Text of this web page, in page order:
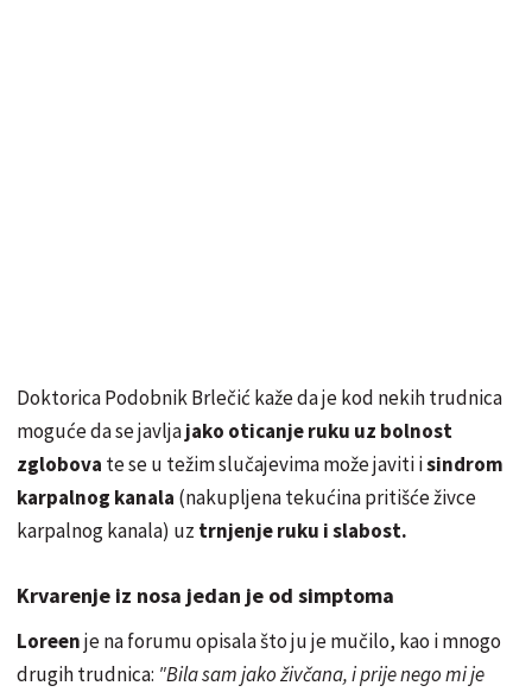
Doktorica Podobnik Brlečić kaže da je kod nekih trudnica
moguće da se javljajako oticanje ruku uz bolnost
zglobova te se u težim slučajevima može javiti isindrom
karpalnog kanala (nakupljena tekućina pritišće živce
karpalnog kanala) uz trnjenje ruku i slabost.
Krvarenje iz nosa jedan je od simptoma
Loreenje na forumu opisala što ju je mučilo, kao i mnogo
drugih trudnica: "Bila sam jako živčana, i prije nego mi je